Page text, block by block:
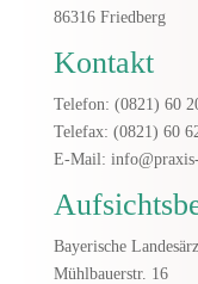
86316 Friedberg
Kontakt
Telefon: (0821) 60
Telefax: (0821) 60
E-Mail:
Bayerische
Mühlbauerstr. 16